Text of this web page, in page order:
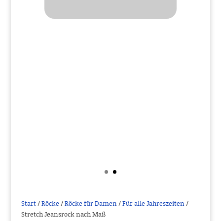
Start/Röcke /Röcke für Damen /Für alle Jahreszeiten /
Stretch Jeansrock nach Maß